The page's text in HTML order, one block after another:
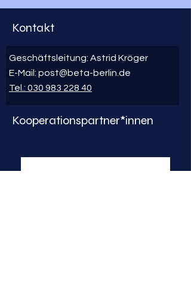
Kontakt
Geschäftsleitung: Astrid Kröger
E-Mail: post@beta-berlin.de
Tel.: 030 983 228 40
Kooperationspartner*innen